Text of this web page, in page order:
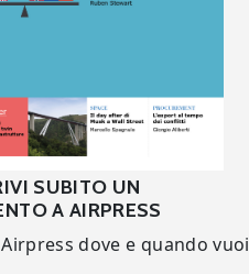
SUBITO UN
A AIRPRESS
dove e quando vuoi